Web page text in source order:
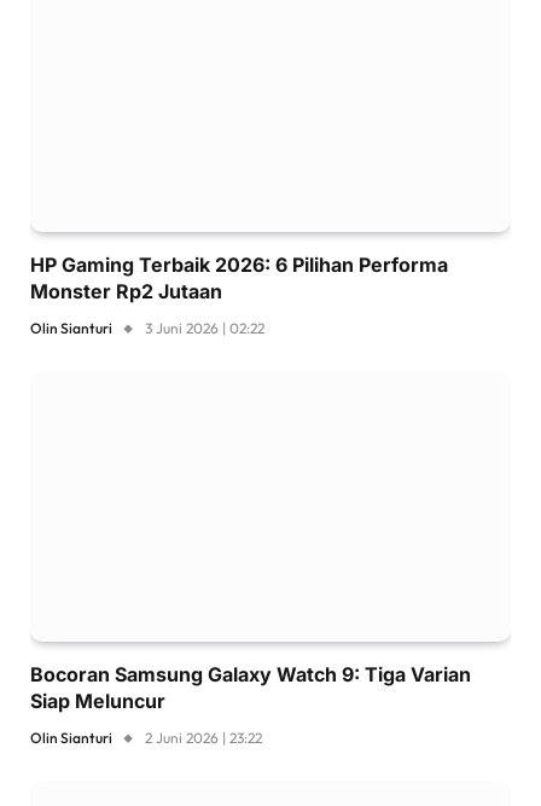
HP Gaming Terbaik 2026: 6 Pilihan Performa
Monster Rp2 Jutaan
Olin Sianturi 3 Juni 2026 | 02:22
Bocoran Samsung Galaxy Watch 9: Tiga Varian
Siap Meluncur
Olin Sianturi 2 Juni 2026 | 23:22